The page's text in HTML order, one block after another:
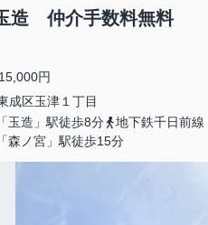
造 仲介手数料無料
円
成区玉津 １丁目
玉造」駅徒歩8分
地下鉄千日前
森ノ宮」駅徒歩15分